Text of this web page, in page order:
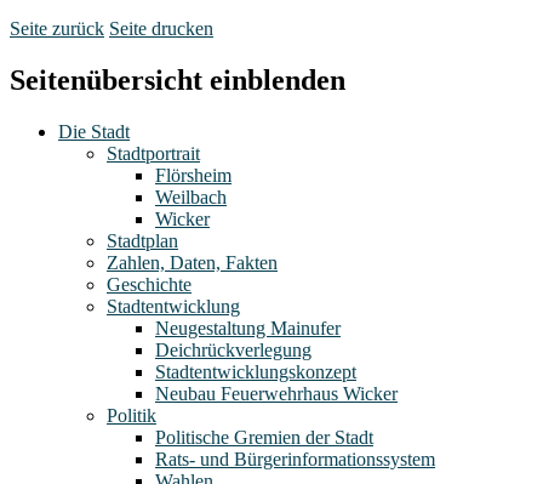
Seite zurück Seite drucken
Seitenübersicht einblenden
Die Stadt
Stadtportrait
Flörsheim
Weilbach
Wicker
Stadtplan
Zahlen, Daten, Fakten
Geschichte
Stadtentwicklung
Neugestaltung Mainufer
Deichrückverlegung
Stadtentwicklungskonzept
Neubau Feuerwehrhaus Wicker
Politik
Politische Gremien der Stadt
Rats- und Bürgerinformationssystem